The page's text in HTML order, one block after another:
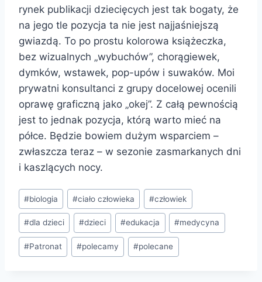
rynek publikacji dziecięcych jest tak bogaty, że
na jego tle pozycja ta nie jest najjaśniejszą
gwiazdą. To po prostu kolorowa książeczka,
bez wizualnych „wybuchów”, chorągiewek,
dymków, wstawek, pop-upów i suwaków. Moi
prywatni konsultanci z grupy docelowej ocenili
oprawę graficzną jako „okej”. Z całą pewnością
jest to jednak pozycja, którą warto mieć na
półce. Będzie bowiem dużym wsparciem –
zwłaszcza teraz – w sezonie zasmarkanych dni
i kaszlących nocy.
Tagi
wpisu:
#biologia #ciało człowieka #człowiek
#dla dzieci #dzieci #edukacja #medycyna
#Patronat #polecamy #polecane